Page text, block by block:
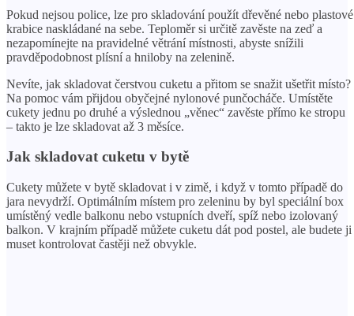
Pokud nejsou police, lze pro skladování použít dřevěné nebo plastové
krabice naskládané na sebe. Teploměr si určitě zavěste na zeď a
nezapomínejte na pravidelné větrání místnosti, abyste snížili
pravděpodobnost plísní a hniloby na zelenině.
Nevíte, jak skladovat čerstvou cuketu a přitom se snažit ušetřit místo?
Na pomoc vám přijdou obyčejné nylonové punčocháče. Umístěte
cukety jednu po druhé a výslednou „věnec“ zavěste přímo ke stropu
– takto je lze skladovat až 3 měsíce.
Jak skladovat cuketu v bytě
Cukety můžete v bytě skladovat i v zimě, i když v tomto případě do
jara nevydrží. Optimálním místem pro zeleninu by byl speciální box
umístěný vedle balkonu nebo vstupních dveří, spíž nebo izolovaný
balkon. V krajním případě můžete cuketu dát pod postel, ale budete ji
muset kontrolovat častěji než obvykle.